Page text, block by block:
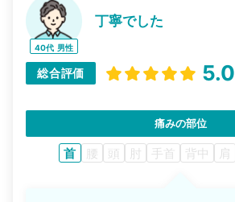
40代 男性
丁寧でした
総合評価 5.0
痛みの部位
首 腰 頭 肘 手首 背中 肩